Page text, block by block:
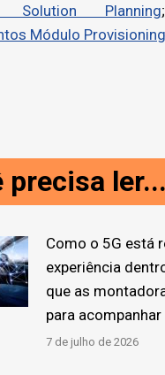
Solution Planning
Módulo
precisa ler...
Como o 5G está
experiência
que as
para acompanhar
7 de julho de 2026